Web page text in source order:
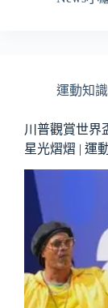
運動知識
川普觀賞世
星光熠熠 | 運